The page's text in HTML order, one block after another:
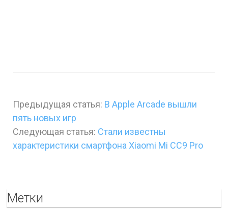
Предыдущая статья: В Apple Arcade вышли
пять новых игр
Следующая статья: Стали известны
характеристики смартфона Xiaomi Mi CC9 Pro
Метки